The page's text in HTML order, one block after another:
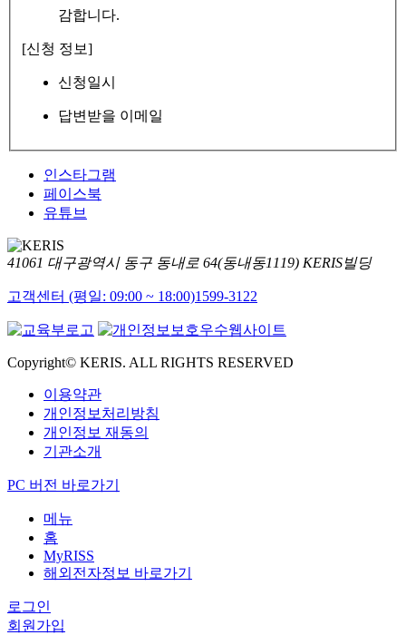
감합니다.
[신청 정보]
신청일시
답변받을 이메일
인스타그램
페이스북
유튜브
41061 대구광역시 동구 동내로 64(동내동1119) KERIS빌딩
고객센터 (평일: 09:00 ~ 18:00)1599-3122
Copyright© KERIS. ALL RIGHTS RESERVED
이용약관
개인정보처리방침
개인정보 재동의
기관소개
PC 버전 바로가기
메뉴
홈
MyRISS
해외전자정보 바로가기
로그인
회원가입